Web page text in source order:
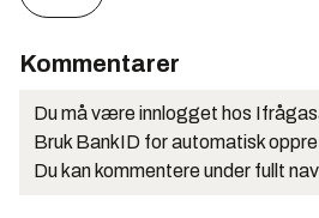
Kommentarer
Du må være innlogget hos
Bruk BankID for automatisk
Du kan kommentere under fullt